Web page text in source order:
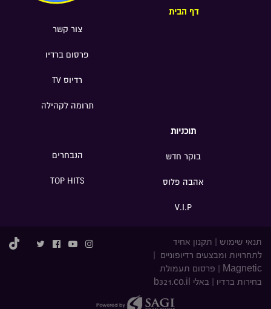
דף הבית
צור קשר
פרסום ברדיו
רדיוס TV
תרומה לקהילה
תוכניות
בוקר חדש
אהבה פלוס
V.I.P
הנבחרים
TOP HITS
תנאי שימוש
תקנון אחיד
לתחרויות ומבצעים רדיופוניים
Magnetic
פרסום תעמולת
בחירות ברדיו
באלי b321.co.il